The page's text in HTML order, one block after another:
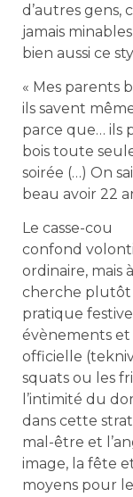
d’autres gens,
jamais
bien aussi ce
« Mes parents
ils savent
parce que… ils
bois toute
soirée (…) On
beau avoir 22
Le casse-cou
confond
ordinaire, mais
cherche plutôt
pratique
évènements et
officielle
squats ou les
l’intimité du
dans cette
mal-être et
image, la fête
moyens pour